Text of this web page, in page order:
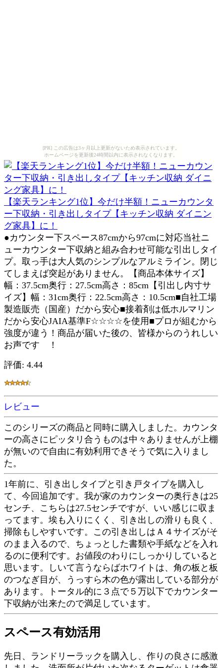
[PR] この広告は3ヶ月以上更新がないため表示されています。
ホームページを更新後24時間以内に表示されなくなります。
【楽天ランキング1位】今だけ半額！ニューカウンタ
ー下収納・引き出しタイプ【キッチン収納 ダイニン
グ家具】に！
●カウンター下スペース87cmから97cmに対応当社ニ
ューカウンター下収納と組み合わせ可能な引出しタイ
プ。取っ手は大人気のシンプルなアルミライン。閉じ
てしまえば突起がありません。【商品本体サイズ】
幅：37.5cm奥行：27.5cm高さ：85cm【引出し内寸サ
イズ】幅：31cm奥行：22.5cm高さ：10.5cm■自社工場
製造販売（国産）だから安心■接着剤は低ホルマリン
だから安心JAIA基準F☆☆☆☆を使用■プロが組むから
強度が違う！商品が届いた後の、皆様からのうれしい
お声です ！
評価: 4.44
レビュー
このシリーズの商品と同時に購入しました。カウンタ
ーの高さにピッタリ合うものは中々ありませんが上棚
が無いので自由に有効利用できそうで気に入りまし
た。
1年前に、引き出しタイプと引き戸タイプを購入し
て、今回追加です。我が家のカウンターの奥行きは25
センチ、こちらは27.5センチですが、いい感じに収ま
ってます。埃も入りにくく、引き出しの滑りも良く、
掃除もしやすいです。この引き出しはＡ４サイズがそ
のまま入るので、ちょっとした書類や手紙などを入れ
るのに便利です。お値段のわりにしっかりしていると
思います。しいて言うならばホワイトは、角の板と板
のつなぎ目が、うっすら木の色が露出している部分が
あります。トータル的に３点で５万以下でカウンター
下収納が出来たので満足しています。
スペース有効活用
先日、ランドリーラックを購入し、作りの良さに感激